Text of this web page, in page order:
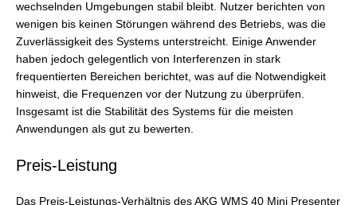
wechselnden Umgebungen stabil bleibt. Nutzer berichten von
wenigen bis keinen Störungen während des Betriebs, was die
Zuverlässigkeit des Systems unterstreicht. Einige Anwender
haben jedoch gelegentlich von Interferenzen in stark
frequentierten Bereichen berichtet, was auf die Notwendigkeit
hinweist, die Frequenzen vor der Nutzung zu überprüfen.
Insgesamt ist die Stabilität des Systems für die meisten
Anwendungen als gut zu bewerten.
Preis-Leistung
Das Preis-Leistungs-Verhältnis des AKG WMS 40 Mini Presenter